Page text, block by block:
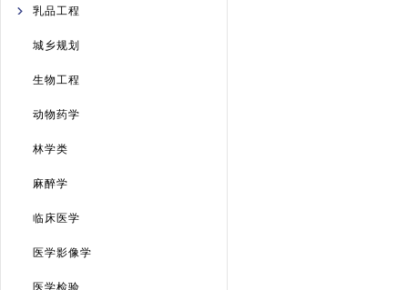
乳品工程
城乡规划
生物工程
动物药学
林学类
麻醉学
临床医学
医学影像学
医学检验